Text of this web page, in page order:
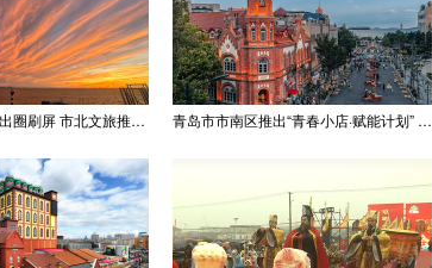
“世纪晚霞”带青岛出圈刷屏 市北文旅推出精品线路 青岛市市南区推出“青春小店·赋能计划” 聚满青岛温情